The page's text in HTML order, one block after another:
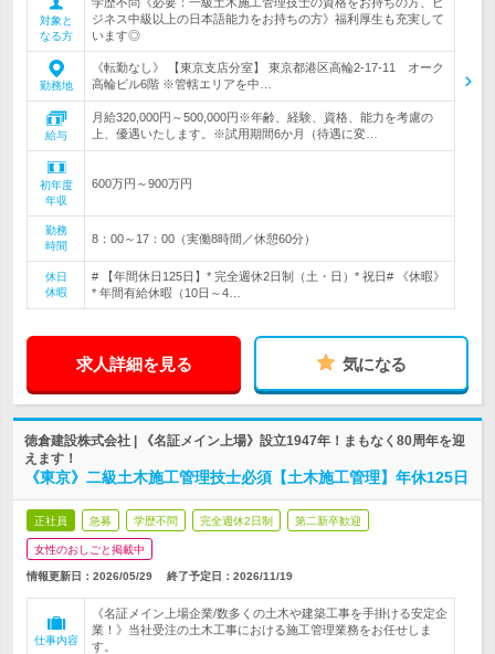
対象と
なる方
ジネス中級以上の日本語能力をお持ちの方》福利厚生も充実して
います◎
勤務地
《転勤なし》 【東京支店分室】 東京都港区高輪2-17-11 オーク
高輪ビル6階 ※管轄エリアを中…
給与
月給320,000円～500,000円※年齢、経験、資格、能力を考慮の
上、優遇いたします。※試用期間6か月（待遇に変…
初年度
年収
600万円～900万円
勤務
時間
8：00～17：00（実働8時間／休憩60分）
休日
休暇
# 【年間休日125日】* 完全週休2日制（土・日）* 祝日# 《休暇》
* 年間有給休暇（10日～4…
求人詳細を見る 気になる
徳倉建設株式会社 | 《名証メイン上場》設立1947年！まもなく80周年を迎
えます！
《東京》二級土木施工管理技士必須【土木施工管理】年休125日
正社員 急募 学歴不問 完全週休2日制 第二新卒歓迎
女性のおしごと掲載中
情報更新日：2026/05/29 終了予定日： 2026/11/19
仕事内容
《名証メイン上場企業/数多くの土木や建築工事を手掛ける安定企
業！》当社受注の土木工事における施工管理業務をお任せしま
す。